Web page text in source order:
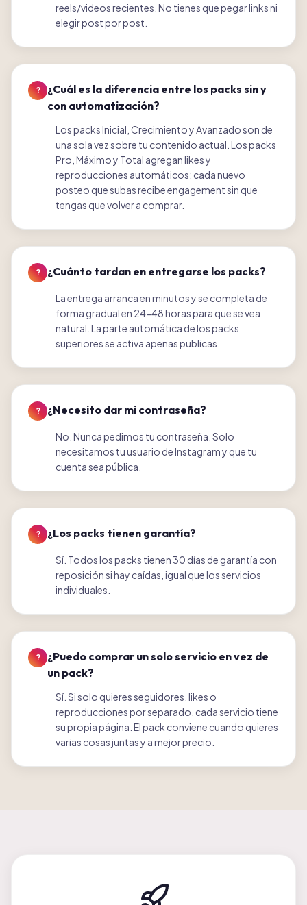
reels/videos recientes. No tienes que pegar links ni
elegir post por post.
?
¿Cuál es la diferencia entre los packs sin y
con automatización?
Los packs Inicial, Crecimiento y Avanzado son de
una sola vez sobre tu contenido actual. Los packs
Pro, Máximo y Total agregan likes y
reproducciones automáticos: cada nuevo
posteo que subas recibe engagement sin que
tengas que volver a comprar.
? ¿Cuánto tardan en entregarse los packs?
La entrega arranca en minutos y se completa de
forma gradual en 24-48 horas para que se vea
natural. La parte automática de los packs
superiores se activa apenas publicas.
? ¿Necesito dar mi contraseña?
No. Nunca pedimos tu contraseña. Solo
necesitamos tu usuario de Instagram y que tu
cuenta sea pública.
? ¿Los packs tienen garantía?
Sí. Todos los packs tienen 30 días de garantía con
reposición si hay caídas, igual que los servicios
individuales.
?
¿Puedo comprar un solo servicio en vez de
un pack?
Sí. Si solo quieres seguidores, likes o
reproducciones por separado, cada servicio tiene
su propia página. El pack conviene cuando quieres
varias cosas juntas y a mejor precio.